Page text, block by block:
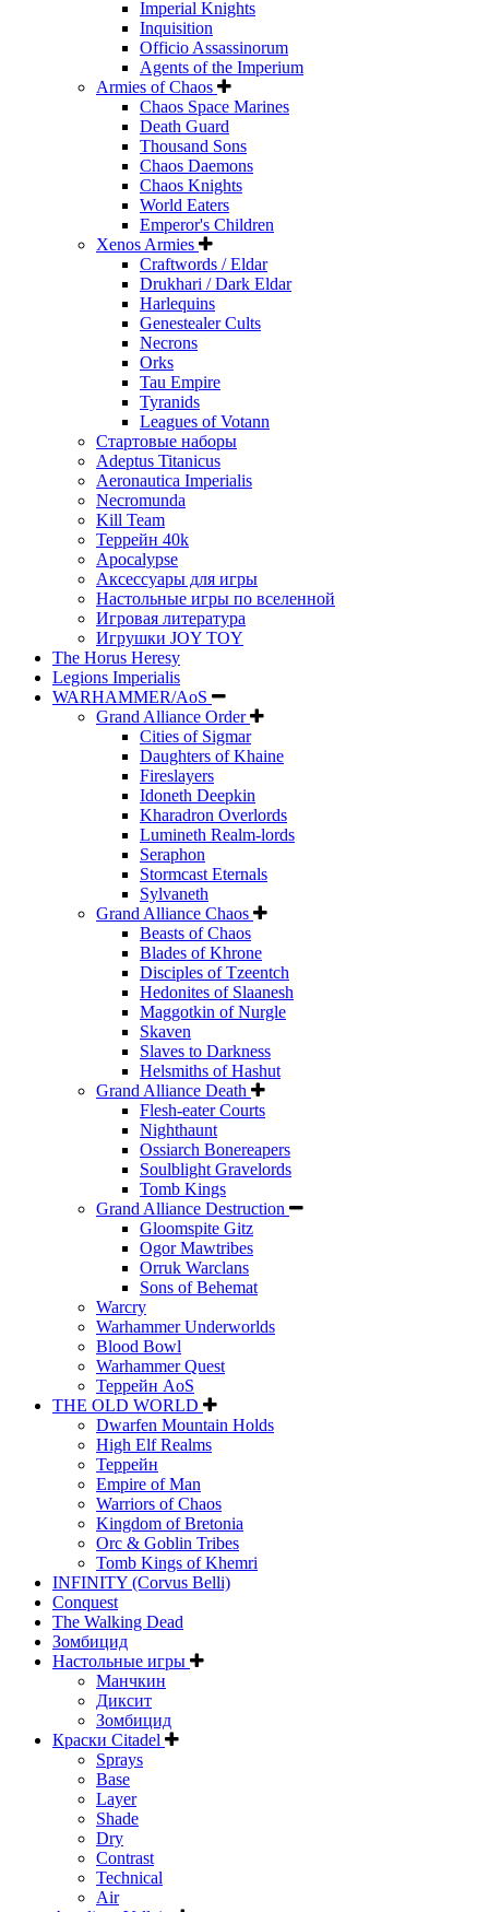
Imperial Knights
Inquisition
Officio Assassinorum
Agents of the Imperium
Armies of Chaos
Chaos Space Marines
Death Guard
Thousand Sons
Chaos Daemons
Chaos Knights
World Eaters
Emperor's Children
Xenos Armies
Craftwords / Eldar
Drukhari / Dark Eldar
Harlequins
Genestealer Cults
Necrons
Orks
Tau Empire
Tyranids
Leagues of Votann
Стартовые наборы
Adeptus Titanicus
Aeronautica Imperialis
Necromunda
Kill Team
Террейн 40k
Apocalypse
Аксессуары для игры
Настольные игры по вселенной
Игровая литература
Игрушки JOY TOY
The Horus Heresy
Legions Imperialis
WARHAMMER/AoS
Grand Alliance Order
Cities of Sigmar
Daughters of Khaine
Fireslayers
Idoneth Deepkin
Kharadron Overlords
Lumineth Realm-lords
Seraphon
Stormcast Eternals
Sylvaneth
Grand Alliance Chaos
Beasts of Chaos
Blades of Khrone
Disciples of Tzeentch
Hedonites of Slaanesh
Maggotkin of Nurgle
Skaven
Slaves to Darkness
Helsmiths of Hashut
Grand Alliance Death
Flesh-eater Courts
Nighthaunt
Ossiarch Bonereapers
Soulblight Gravelords
Tomb Kings
Grand Alliance Destruction
Gloomspite Gitz
Ogor Mawtribes
Orruk Warclans
Sons of Behemat
Warcry
Warhammer Underworlds
Blood Bowl
Warhammer Quest
Террейн AoS
THE OLD WORLD
Dwarfen Mountain Holds
High Elf Realms
Террейн
Empire of Man
Warriors of Chaos
Kingdom of Bretonia
Orc & Goblin Tribes
Tomb Kings of Khemri
INFINITY (Corvus Belli)
Conquest
The Walking Dead
Зомбицид
Настольные игры
Манчкин
Диксит
Зомбицид
Краски Citadel
Sprays
Base
Layer
Shade
Dry
Contrast
Technical
Air